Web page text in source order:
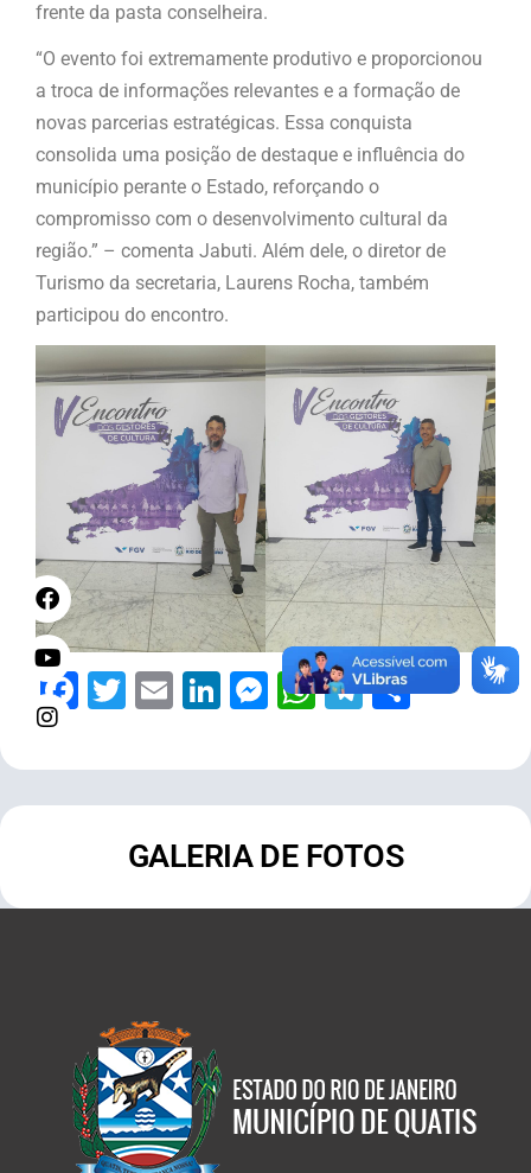
frente da pasta conselheira.
“O evento foi extremamente produtivo e proporcionou
a troca de informações relevantes e a formação de
novas parcerias estratégicas. Essa conquista
consolida uma posição de destaque e influência do
município perante o Estado, reforçando o
compromisso com o desenvolvimento cultural da
região.” – comenta Jabuti. Além dele, o diretor de
Turismo da secretaria, Laurens Rocha, também
participou do encontro.
Facebook
Twitter
EmailLinkedIn
Messenger
WhatsApp
Telegram
Share
GALERIA DE FOTOS